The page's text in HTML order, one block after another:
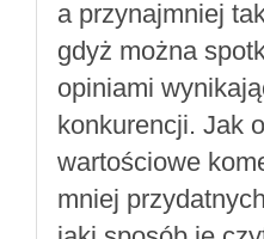
a przynajmniej
gdyż można
opiniami
konkurencji. Jak
wartościowe
mniej